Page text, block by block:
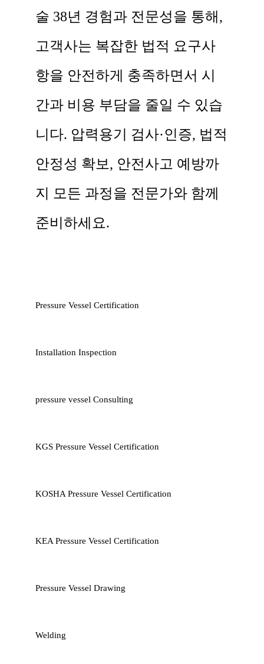
술 38년 경험과 전문성을 통해,
고객사는 복잡한 법적 요구사
항을 안전하게 충족하면서 시
간과 비용 부담을 줄일 수 있습
니다. 압력용기 검사·인증, 법적
안정성 확보, 안전사고 예방까
지 모든 과정을 전문가와 함께
준비하세요.
Pressure Vessel Certification
Installation Inspection
pressure vessel Consulting
KGS Pressure Vessel Certification
KOSHA Pressure Vessel Certification
KEA Pressure Vessel Certification
Pressure Vessel Drawing
Welding